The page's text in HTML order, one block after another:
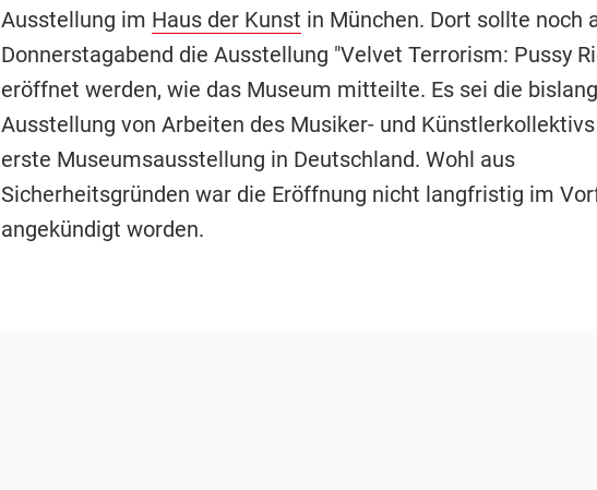
Ausstellung im Haus der Kunst in München. Dort sollte noch
Donnerstagabend die Ausstellung "Velvet Terrorism: Pussy
eröffnet werden, wie das Museum mitteilte. Es sei die
Ausstellung von Arbeiten des Musiker- und
erste Museumsausstellung in Deutschland. Wohl aus
Sicherheitsgründen war die Eröffnung nicht langfristig im
angekündigt worden.